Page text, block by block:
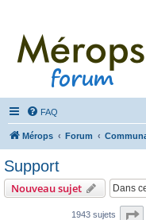
FAQ
Mérops Forum
Support
Nouveau sujet
1943 sujets